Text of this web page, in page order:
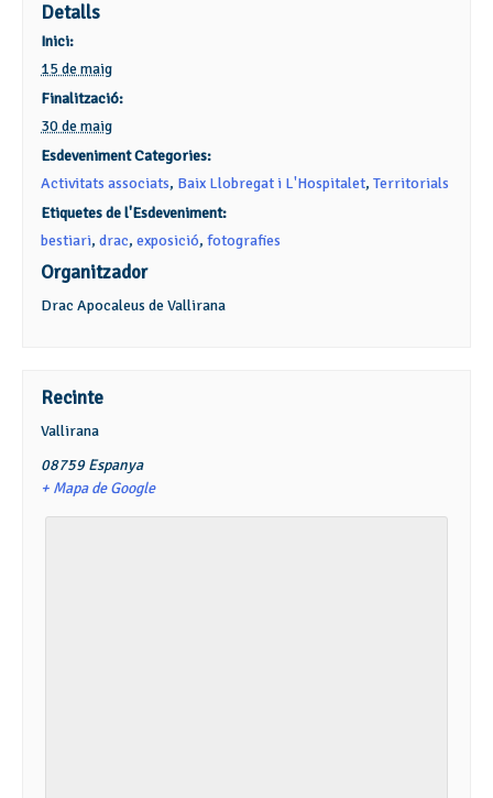
Detalls
Inici:
15 de maig
Finalització:
30 de maig
Esdeveniment Categories:
Activitats associats, Baix Llobregat i L'Hospitalet,Territorials
Etiquetes de l'Esdeveniment:
bestiari,drac,exposició,fotografies
Organitzador
Drac Apocaleus de Vallirana
Recinte
Vallirana
08759Espanya
+ Mapa de Google